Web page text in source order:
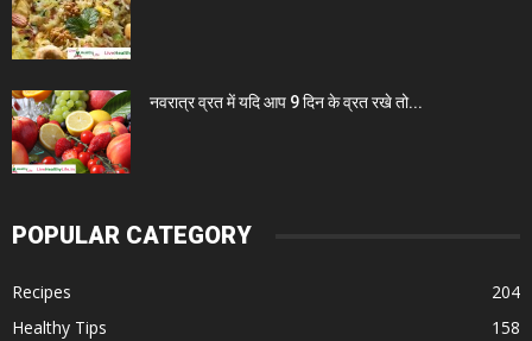
नवरात्र व्रत में यदि आप 9 दिन के व्रत रखे तो...
POPULAR CATEGORY
Recipes
204
Healthy Tips
158